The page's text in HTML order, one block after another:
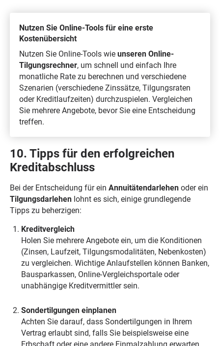
Nutzen Sie Online-Tools für eine erste
Kostenübersicht
Nutzen Sie Online-Tools wieunseren Online-
Tilgungsrechner, um schnell und einfach Ihre
monatliche Rate zu berechnen und verschiedene
Szenarien (verschiedene Zinssätze, Tilgungsraten
oder Kreditlaufzeiten) durchzuspielen. Vergleichen
Sie mehrere Angebote, bevor Sie eine Entscheidung
treffen.
10. Tipps für den erfolgreichen
Kreditabschluss
Bei der Entscheidung für ein Annuitätendarlehenoder ein
Tilgungsdarlehenlohnt es sich, einige grundlegende
Tipps zu beherzigen:
Kreditvergleich
Holen Sie mehrere Angebote ein, um die Konditionen
(Zinsen, Laufzeit, Tilgungsmodalitäten, Nebenkosten)
zu vergleichen. Wichtige Anlaufstellen können Banken,
Bausparkassen, Online-Vergleichsportale oder
unabhängige Kreditvermittler sein.
Sondertilgungen einplanen
Achten Sie darauf, dass Sondertilgungen in Ihrem
Vertrag erlaubt sind, falls Sie beispielsweise eine